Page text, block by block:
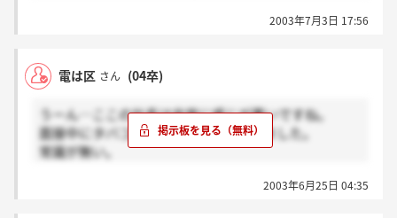
人の魅力はとても重要でした。社員の方は魅力的
いかないなと。ですから落ちて正直ホッとしました。
社長ってその企業の体質・方針を最もよく
表していると思います。
ポチョムキンさんの書き込みを見て、あんなに
ひどい態度をとられたのは自分だけではなかったのだ
とわかり安心しました。かなりショックでしたから。
自分は他の企業に入り、いずれ独立してメディア・プ
句言われたり（笑）訳分かりませんでした。
も多く、正直働きたい会社でした。
それに今思うとあの面接は非常に勉強になったような
自分の面接に対する心構え的な部分で見直す事ができ
たように思えます。
ただ軽く圧迫面接だったので落とされた今は気分がよ
内定した方はぜひ頑張ってください☆
2003年7月3日 17:56
電は区 さん (04卒)
うーん…ここの社長は非常に感じが悪いですね。
面接中にタバコ吸ってましたよ。驚きました。
常識が無い。
バカにするのもいい加減にしてほしいです。2003年6月25日 04:35